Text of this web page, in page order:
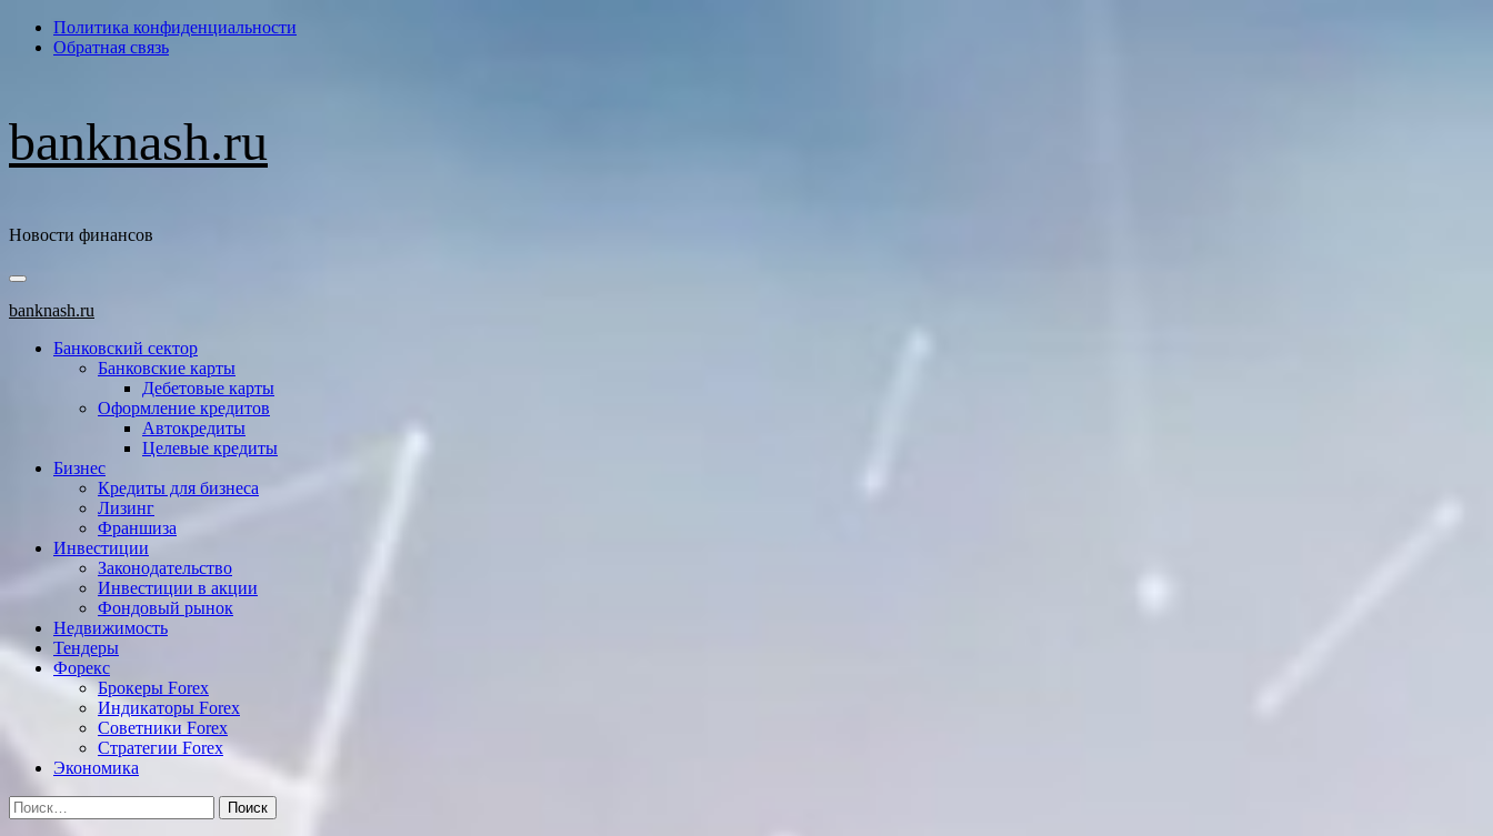
ПерейтиПолитика конфиденциальности
Обратная связь
banknash.ru
Новости финансов
Основное
меню
banknash.ru
Банковский сектор
Банковские карты
Дебетовые карты
Оформление кредитов
Автокредиты
Целевые кредиты
Бизнес
Кредиты для бизнеса
Лизинг
Франшиза
Инвестиции
Законодательство
Инвестиции в акции
Фондовый рынок
Недвижимость
Тендеры
Форекс
Брокеры Forex
Индикаторы Forex
Советники Forex
Стратегии Forex
Экономика
Найти: